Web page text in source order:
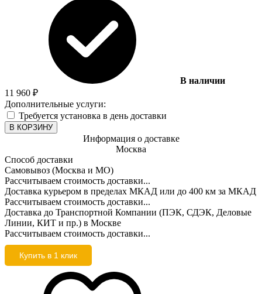
В наличии
11 960 ₽
Дополнительные услуги:
Требуется установка в день доставки
В КОРЗИНУ
Информация о доставке
Москва
Способ доставки
Самовывоз (Москва и МО)
Рассчитываем стоимость доставки...
Доставка курьером в пределах МКАД или до 400 км за МКАД
Рассчитываем стоимость доставки...
Доставка до Транспортной Компании (ПЭК, СДЭК, Деловые
Линии, КИТ и пр.) в Москве
Рассчитываем стоимость доставки...
Купить в 1 клик